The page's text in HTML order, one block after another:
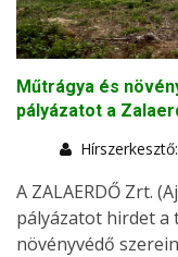
Műtrágya és
pályázatot a
A ZALAERDŐ Zrt.
pályázatot hirdet a
növényvédő